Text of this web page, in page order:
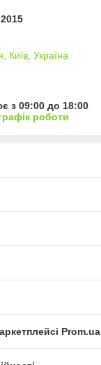
Київ, Україна
з 09:00 до 18:00
роботи
Prom.ua